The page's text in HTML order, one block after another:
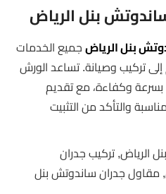
بنل الرياض
بنل الرياضجميع الخدمات
تركيب وصيانة. تساعد الورش
وكفاءة، مع تقديم
والتأكد من التثبيت
الرياض, تركيب جدران
مقاول جدران ساندوتش بنل